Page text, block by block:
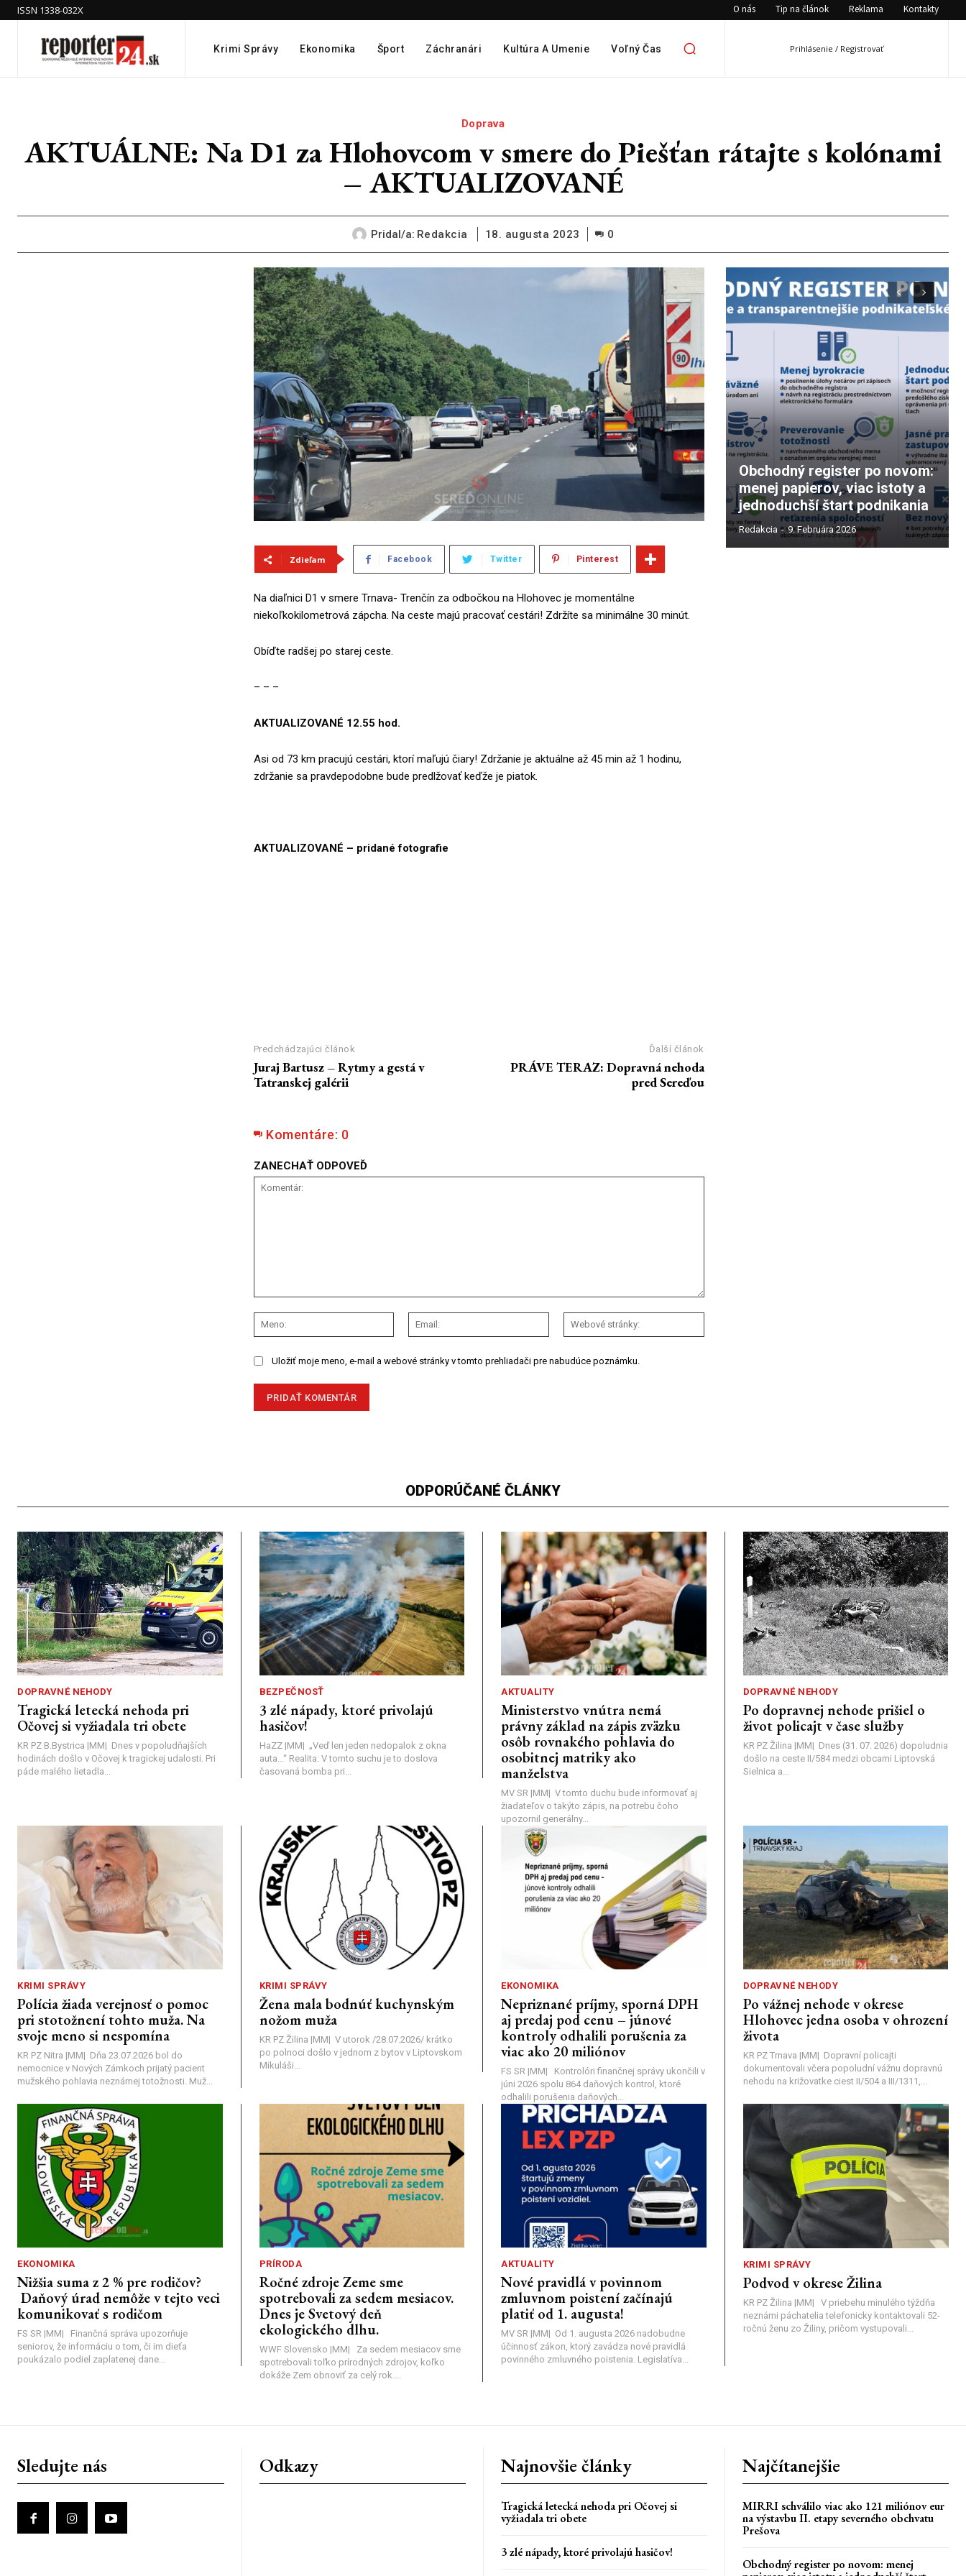
ISSN 1338-032X O nás Tip na článok Reklama Kontakty
Krimi Správy Ekonomika Šport Záchranári Kultúra A Umenie Voľný Čas Prihlásenie / Registrovať
Doprava
AKTUÁLNE: Na D1 za Hlohovcom v smere do Piešťan rátajte s kolónami
– AKTUALIZOVANÉ
Pridal/a: Redakcia 18. augusta 2023 0
Zdieľam Facebook Twitter Pinterest
Na diaľnici D1 v smere Trnava- Trenčín za odbočkou na Hlohovec je momentálne
niekoľkokilometrová zápcha. Na ceste majú pracovať cestári! Zdržíte sa minimálne 30 minút.
Obíďte radšej po starej ceste.
– – –
AKTUALIZOVANÉ 12.55 hod.
Asi od 73 km pracujú cestári, ktorí maľujú čiary! Zdržanie je aktuálne až 45 min až 1 hodinu,
zdržanie sa pravdepodobne bude predlžovať keďže je piatok.
AKTUALIZOVANÉ – pridané fotografie
Obchodný register po novom:
menej papierov, viac istoty a
jednoduchší štart podnikania
Redakcia - 9. Februára 2026
Predchádzajúci článok
Juraj Bartusz – Rytmy a gestá v
Tatranskej galérii
Ďalší článok
PRÁVE TERAZ: Dopravná nehoda
pred Sereďou
Komentáre: 0
ZANECHAŤ ODPOVEĎ
Meno:
Email:
stránky:
Uložiť moje meno, e-mail a webové stránky v tomto prehliadači pre nabudúce poznámku.
ODPORÚČANÉ ČLÁNKY
DOPRAVNÉ NEHODY
Tragická letecká nehoda pri
Očovej si vyžiadala tri obete
KR PZ B.Bystrica |MM| Dnes v popoludňajších
hodinách došlo v Očovej k tragickej udalosti. Pri
páde malého lietadla...
BEZPEČNOSŤ
3 zlé nápady, ktoré privolajú
hasičov!
HaZZ |MM| ​„Veď len jeden nedopalok z okna
auta...“ ​Realita: V tomto suchu je to doslova
časovaná bomba pri...
AKTUALITY
Ministerstvo vnútra nemá
právny základ na zápis zväzku
osôb rovnakého pohlavia do
osobitnej matriky ako
manželstva
MV SR |MM| V tomto duchu bude informovať aj
žiadateľov o takýto zápis, na potrebu čoho
upozornil generálny...
DOPRAVNÉ NEHODY
Po dopravnej nehode prišiel o
život policajt v čase služby
KR PZ Žilina |MM| Dnes (31. 07. 2026) dopoludnia
došlo na ceste II/584 medzi obcami Liptovská
Sielnica a...
KRIMI SPRÁVY
Polícia žiada verejnosť o pomoc
pri stotožnení tohto muža. Na
svoje meno si nespomína
KR PZ Nitra |MM| Dňa 23.07.2026 bol do
nemocnice v Nových Zámkoch prijatý pacient
mužského pohlavia neznámej totožnosti. Muž...
KRIMI SPRÁVY
Žena mala bodnúť kuchynským
nožom muža
KR PZ Žilina |MM| V utorok /28.07.2026/ krátko
po polnoci došlo v jednom z bytov v Liptovskom
Mikuláši...
EKONOMIKA
Nepriznané príjmy, sporná DPH
aj predaj pod cenu – júnové
kontroly odhalili porušenia za
viac ako 20 miliónov
FS SR |MM| Kontrolóri finančnej správy ukončili v
júni 2026 spolu 864 daňových kontrol, ktoré
odhalili porušenia daňových...
DOPRAVNÉ NEHODY
Po vážnej nehode v okrese
Hlohovec jedna osoba v ohrození
života
KR PZ Trnava |MM| Dopravní policajti
dokumentovali včera popoludní vážnu dopravnú
nehodu na križovatke ciest II/504 a III/1311,...
EKONOMIKA
Nižšia suma z 2 % pre rodičov?
Daňový úrad nemôže v tejto veci
komunikovať s rodičom
FS SR |MM| Finančná správa upozorňuje
seniorov, že informáciu o tom, či im dieťa
poukázalo podiel zaplatenej dane...
PRÍRODA
Ročné zdroje Zeme sme
spotrebovali za sedem mesiacov.
Dnes je Svetový deň
ekologického dlhu.
WWF Slovensko |MM| Za sedem mesiacov sme
spotrebovali toľko prírodných zdrojov, koľko
dokáže Zem obnoviť za celý rok....
AKTUALITY
Nové pravidlá v povinnom
zmluvnom poistení začínajú
platiť od 1. augusta!
MV SR |MM| Od 1. augusta 2026 nadobudne
účinnosť zákon, ktorý zavádza nové pravidlá
povinného zmluvného poistenia. Legislatíva...
KRIMI SPRÁVY
Podvod v okrese Žilina
KR PZ Žilina |MM| V priebehu minulého týždňa
neznámi páchatelia telefonicky kontaktovali 52-
ročnú ženu zo Žiliny, pričom vystupovali...
Sledujte nás Odkazy Najnovšie články
Tragická letecká nehoda pri Očovej si
vyžiadala tri obete
3 zlé nápady, ktoré privolajú hasičov!
Najčítanejšie
MIRRI schválilo viac ako 121 miliónov eur
na výstavbu II. etapy severného obchvatu
Prešova
Obchodný register po novom: menej